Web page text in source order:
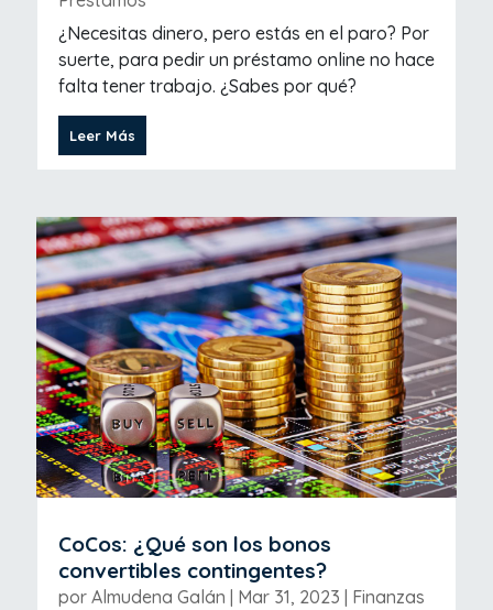
¿Necesitas dinero, pero estás en el paro? Por
suerte, para pedir un préstamo online no hace
falta tener trabajo. ¿Sabes por qué?
Leer Más
CoCos: ¿Qué son los bonos
convertibles contingentes?
por Almudena Galán Mar 31, 2023
Finanzas